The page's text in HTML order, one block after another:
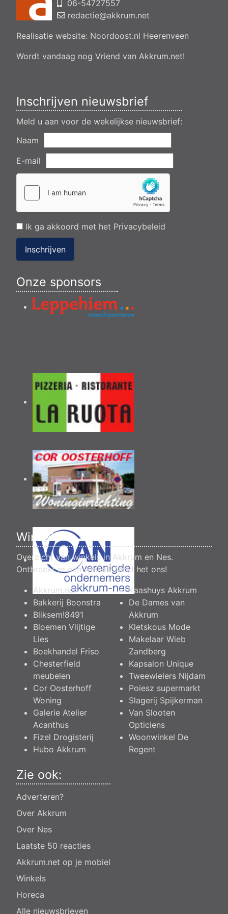
Aanvraag omgevingsvergunning, bouwen van een
bedrijfsverzamelgebouw, spikerboor naast nummer 11-1
Aanvraag omgevingsvergunning wateractiviteit wf-1009518
van een transformatorstation project nulelie Akkrum nabij de
06-54727557
redactie@akkrum.net
Realisatie website: Noordoost.nl Heerenveen
Wordt vandaag nog Vriend van Akkrum.net!
Inschrijven nieuwsbrief
Meld u aan voor de wekelijkse nieuwsbrief:
Naam
E-mail
Ik ga akkoord met het Privacybeleid
Inschrijven
Onze sponsors
Winkels
Overzicht van winkels in Akkrum en Nes.
Ontbreekt er een winkel?Meld het ons!
Akkrum.net
Bakkerij Boonstra
Bliksem!8491
Bloemen Vlijtige
Lies
Boekhandel Friso
Chesterfield
meubelen
Cor Oosterhoff
Woning
Galerie Atelier
Acanthus
Fizel Drogisterij
Hubo Akkrum
Kaashuys Akkrum
De Dames van
Akkrum
Kletskous Mode
Makelaar Wieb
Zandberg
Kapsalon Unique
Tweewielers Nijdam
Poiesz supermarkt
Slagerij Spijkerman
Van Slooten
Opticiens
Woonwinkel De
Regent
Zie ook:
Adverteren?
Over Akkrum
Over Nes
Laatste 50 reacties
Akkrum.net op je mobiel
Winkels
Horeca
Alle nieuwsbrieven